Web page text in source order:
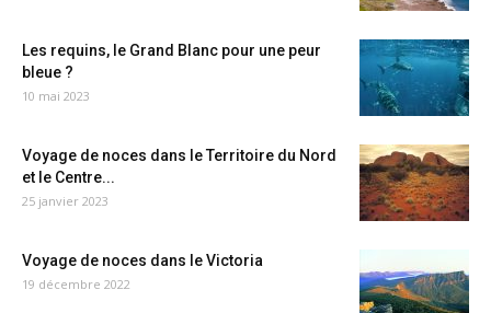
Les requins, le Grand Blanc pour une peur
bleue ?
10 mai 2023
Voyage de noces dans le Territoire du Nord
et le Centre...
25 janvier 2023
Voyage de noces dans le Victoria
19 décembre 2022